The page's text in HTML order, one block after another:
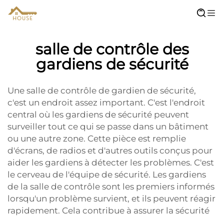
salle de contrôle des
gardiens de sécurité
Une salle de contrôle de gardien de sécurité,
c'est un endroit assez important. C'est l'endroit
central où les gardiens de sécurité peuvent
surveiller tout ce qui se passe dans un bâtiment
ou une autre zone. Cette pièce est remplie
d'écrans, de radios et d'autres outils conçus pour
aider les gardiens à détecter les problèmes. C'est
le cerveau de l'équipe de sécurité. Les gardiens
de la salle de contrôle sont les premiers informés
lorsqu'un problème survient, et ils peuvent réagir
rapidement. Cela contribue à assurer la sécurité